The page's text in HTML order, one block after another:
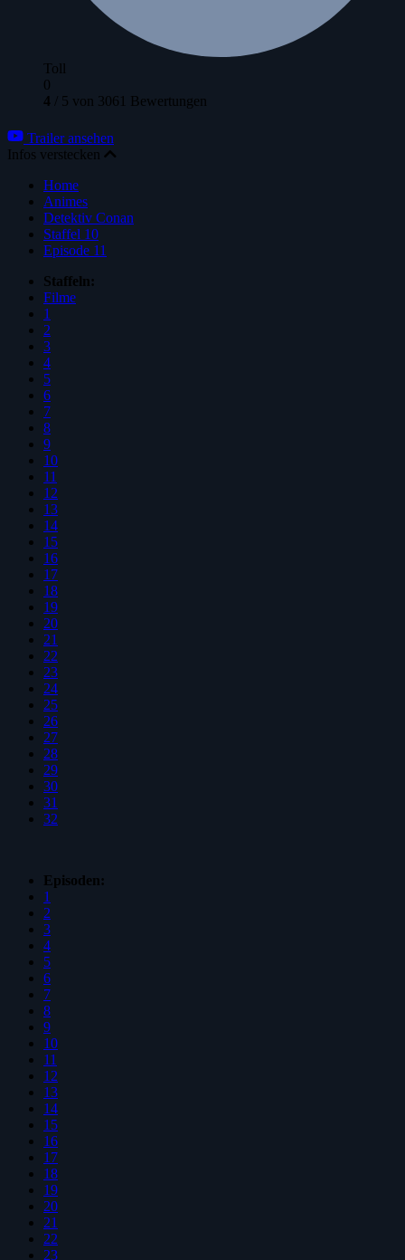
Toll
0
4 / 5 von 3061 Bewertungen
Trailer ansehen
Infos verstecken
Home
Animes
Detektiv Conan
Staffel 10
Episode 11
Staffeln:
Filme
1
2
3
4
5
6
7
8
9
10
11
12
13
14
15
16
17
18
19
20
21
22
23
24
25
26
27
28
29
30
31
32
Episoden:
1
2
3
4
5
6
7
8
9
10
11
12
13
14
15
16
17
18
19
20
21
22
23